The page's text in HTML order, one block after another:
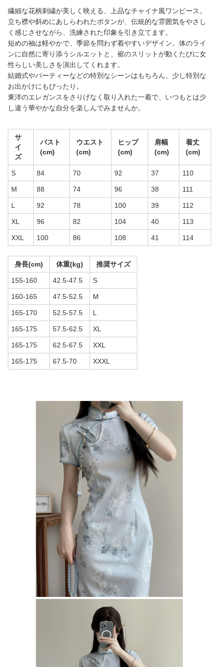
繊細な花柄刺繍が美しく映える、上品なチャイナ風ワンピース。
立ち襟や斜めにあしらわれたボタンが、伝統的な雰囲気をやさし
く感じさせながら、洗練された印象を引き立てます。
短めの袖は軽やかで、季節を問わず着やすいデザイン。体のライ
ンに自然に寄り添うシルエットと、裾のスリットが動くたびに女
性らしい美しさを演出してくれます。
結婚式やパーティーなどの特別なシーンはもちろん、少し特別な
お出かけにもぴったり。
東洋のエレガンスをさりげなく取り入れた一着で、いつもとは少
し違う華やかな自分を楽しんでみませんか。
サ
イ
ズ
バスト
(cm)
ウエスト
(cm)
ヒップ
(cm)
肩幅
(cm)
着丈
(cm)
S 84 70 92 37 110
M 88 74 96 38 111
L 92 78 100 39 112
XL 96 82 104 40 113
XXL 100 86 108 41 114
身長(cm) 体重(kg) 推奨サイズ
155-160 42.5-47.5 S
160-165 47.5-52.5 M
165-170 52.5-57.5 L
165-175 57.5-62.5 XL
165-175 62.5-67.5 XXL
165-175 67.5-70 XXXL